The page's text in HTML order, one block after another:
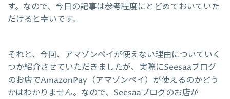
す。なので、今日の記事は参考程度にとどめておいていた
だけると幸いです。
それと、今回、アマゾンペイが使えない理由についていく
つか紹介させていただきましたが、実際にSeesaaブログ
のお店でAmazonPay（アマゾンペイ）が使えるのかどう
かはわかりません。なので、Seesaaブログのお店が